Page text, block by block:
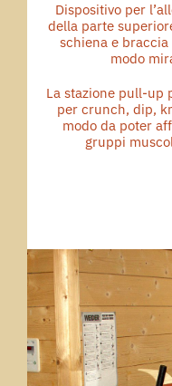
Dispositivo per
della parte
schiena e braccia
modo
La stazione pull-up
per crunch, dip,
modo da poter
gruppi